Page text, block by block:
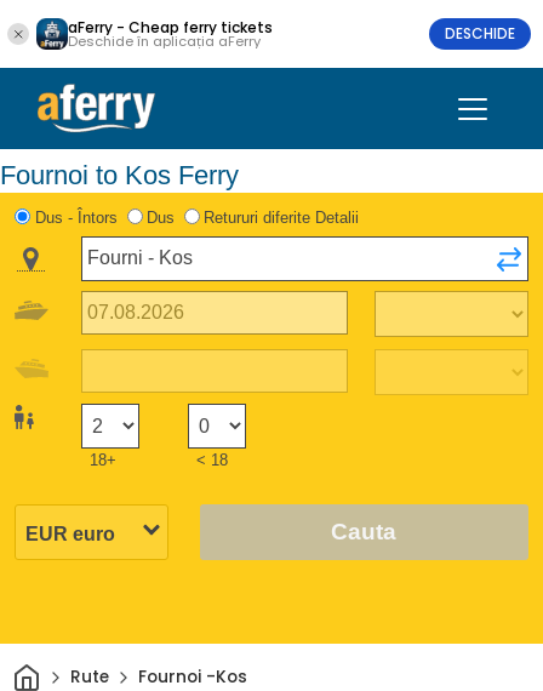
aFerry - Cheap ferry tickets
Deschide în aplicația aFerry DESCHIDE
Fournoi to Kos Ferry
Dus - Întors Dus Retururi diferite Detalii
18+ < 18
Cauta
AcasăRute Fournoi -Kos